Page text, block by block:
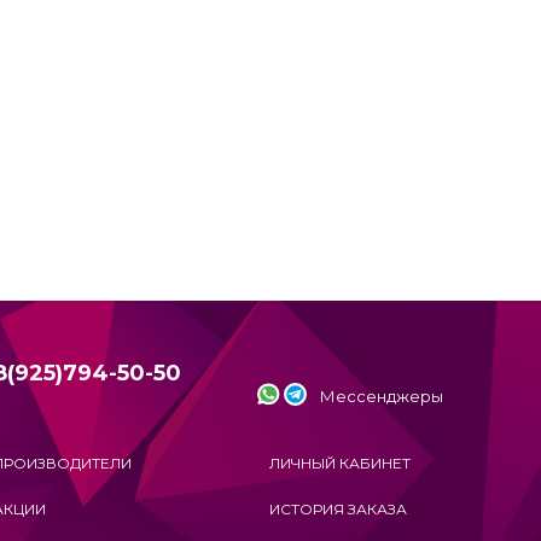
50-50
Мессенджеры
ЛИЧНЫЙ КАБИНЕТ
ИСТОРИЯ ЗАКАЗА